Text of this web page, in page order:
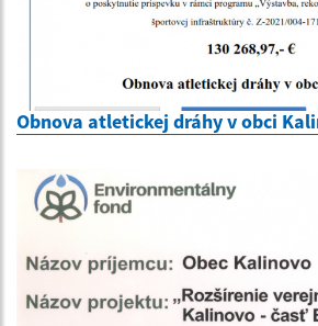
Obnova atletickej dráhy v obci